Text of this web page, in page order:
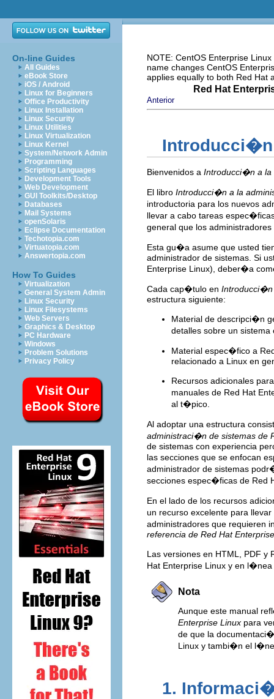
On-line Guides
All Guides
eBook Store
iOS / Android
Linux for Beginners
Office Productivity
Linux Installation
Linux Security
Linux Utilities
Linux Virtualization
Linux Kernel
System/Network Admin
Programming
Scripting Languages
Development Tools
Web Development
GUI Toolkits/Desktop
Databases
Mail Systems
openSolaris
Eclipse Documentation
Techotopia.com
Virtuatopia.com
Answertopia.com
How To Guides
Virtualization
General System Admin
Linux Security
Linux Filesystems
Web Servers
Graphics & Desktop
PC Hardware
Windows
Problem Solutions
Privacy Policy
NOTE: CentOS Enterprise
name changes CentOS
applies equally to both Red Hat
Red Hat
Anterior
Introducci�n
Bienvenidos a Introducci�n a la
El libro Introducci�n a la
introductoria para los nuevos
llevar a cabo tareas
general que los
Esta gu�a asume que usted
administrador de sistemas. Si
Enterprise Linux), deber�a
Cada cap�tulo en Introducci�n
estructura siguiente:
Material de descripci�n
detalles sobre un
Material espec�fico a
relacionado a Linux en
Recursos adicionales
manuales de Red Hat
al t�pico.
Al adoptar una estructura
administraci�n de sistemas de
de sistemas con experiencia
las secciones que se enfocan
administrador de sistemas
secciones espec�ficas de Red
En el lado de los recursos
un recurso excelente para
administradores que
referencia de Red Hat
Las versiones en HTML, PDF
Hat Enterprise Linux y en
Nota
Aunque este manual
Enterprise Linux para
de que la
Linux y tambi�n el
1.